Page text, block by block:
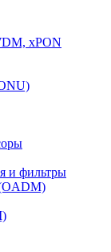
xPON
и фильтры